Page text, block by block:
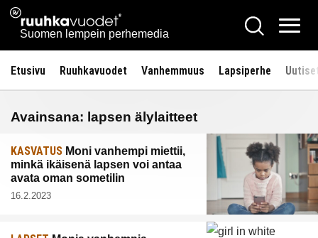
Siirry
sisältöön
Ruuhkavuodet.fi
Suomen lempein perhemedia
Hae
Etusivu Ruuhkavuodet Vanhemmuus Lapsiperhe
Avainsana: lapsen älylaitteet
KASVATUS Moni vanhempi miettii,
minkä ikäisenä lapsen voi antaa
avata oman sometilin
16.2.2023